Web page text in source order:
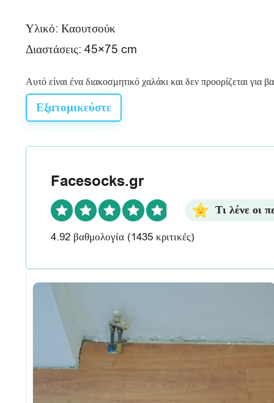
Υλικό: Καουτσούκ
Διαστάσεις: 45×75 cm
Αυτό είναι ένα διακοσμητικό χαλάκι και δεν προορίζεται για
Εξατομικεύστε
Facesocks.gr
Τι λένε οι
4.92 βαθμολογία (1435 κριτικές)